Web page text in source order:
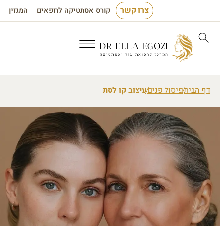
קורס אסתטיקה לרופאים המגזין צרו קשר
דף הביתפיסול פניםעיצוב קו לסת